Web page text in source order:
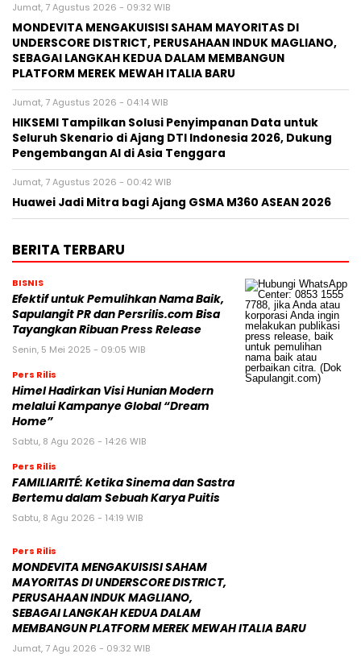
Jumat, 7 Agustus 2026 - 09:32 WIB
MONDEVITA MENGAKUISISI SAHAM MAYORITAS DI
UNDERSCORE DISTRICT, PERUSAHAAN INDUK MAGLIANO,
SEBAGAI LANGKAH KEDUA DALAM MEMBANGUN
PLATFORM MEREK MEWAH ITALIA BARU
Jumat, 7 Agustus 2026 - 04:14 WIB
HIKSEMI Tampilkan Solusi Penyimpanan Data untuk
Seluruh Skenario di Ajang DTI Indonesia 2026, Dukung
Pengembangan AI di Asia Tenggara
Jumat, 7 Agustus 2026 - 00:42 WIB
Huawei Jadi Mitra bagi Ajang GSMA M360 ASEAN 2026
BERITA TERBARU
BISNIS
Efektif untuk Pemulihkan Nama Baik,
Sapulangit PR dan Persrilis.com Bisa
Tayangkan Ribuan Press Release
Senin, 5 Mei 2025 - 09:05 WIB
Pers Rilis
Himel Hadirkan Visi Hunian Modern
melalui Kampanye Global “Dream
Home”
Sabtu, 8 Agu 2026 - 14:26 WIB
Pers Rilis
FAMILIARITÉ: Ketika Sinema dan Sastra
Bertemu dalam Sebuah Karya Puitis
Sabtu, 8 Agu 2026 - 14:19 WIB
Pers Rilis
MONDEVITA MENGAKUISISI SAHAM
MAYORITAS DI UNDERSCORE DISTRICT,
PERUSAHAAN INDUK MAGLIANO,
SEBAGAI LANGKAH KEDUA DALAM
MEMBANGUN PLATFORM MEREK MEWAH ITALIA BARU
Jumat, 7 Agu 2026 - 09:32 WIB